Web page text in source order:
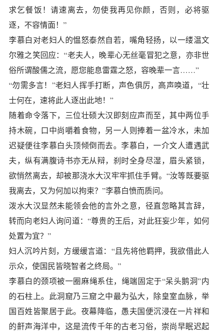
求乞餐饭！请速离去，勿使我再见你颜，否则，必将驱
逐，不容情面！”
李慕白对老妇人的愠怒泰然自若，嘴角轻扬，以一缕温文
尔雅之笑回应：“老夫人，晚辈心无丝毫冒犯之意，亦非世
俗所谓酸儒之流，愿您能息雷霆之怒，容晚辈一言……”
“勿需多言！”老妇人挥手打断，声色俱厉，高声唤道，“壮
士何在，速将此人逐出此地！”
随着命令落下，三位壮硕大汉即刻应声而至，其中两位手
持木碗，口中尚嚼着食物，另一人则捧着一盆冷水，未加
迟疑便往李慕白头顶倾倒而去。李慕白，一介文人遭遇武
夫，纵有满腹诗书亦无从辩，刹时全身尽湿，眉头紧锁，
欲悄然离去，却被那浇水大汉牢牢抓住手臂。“汝等既要驱
我离去，又为何加以拘束？”李慕白愤而质问。
泼水大汉显然未能领会他的言外之意，径直忽略其言辞，
转而向老妇人询问道：“尊贵的王后，对此狂妄少年，如何
处置为宜？”
妇人沉吟片刻，方缓缓言道：“且先将他羁押，我欲借此人
示众，使国民皆晓智者之终局。”
李慕白的颈项被一圈麻绳系住，绳端固定于“呆头鹅洞”内
的石柱上。此洞窟乃三窟之中最为弘大，除皇室血脉，举
国百姓皆聚居于此。夜幕降临，愚夫国便沉浸在一片祥和
的鼾声海洋中，这是流传千年的古老习俗，崇尚早眠迟起